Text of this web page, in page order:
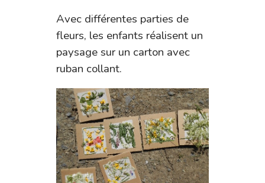
Avec différentes parties de
fleurs, les enfants réalisent un
paysage sur un carton avec
ruban collant.